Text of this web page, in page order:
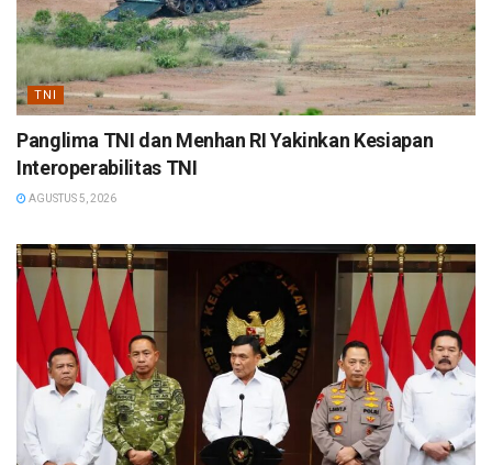
TNI
Panglima TNI dan Menhan RI Yakinkan Kesiapan
Interoperabilitas TNI
AGUSTUS 5, 2026